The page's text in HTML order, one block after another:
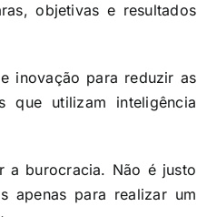
objetivas e resultados
inovação para reduzir as
que utilizam inteligência
a burocracia. Não é justo
apenas para realizar um